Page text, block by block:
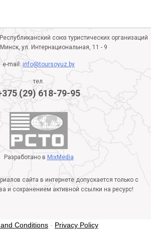
союз туристических организаций
ул. Интернациональная, 11 - 9
e-mail:info@toursoyuz.by
тел.
(29) 618-79-95
Разработано в MixMedia
сайта в интернете допускается только с
и сохранением активной ссылки на ресурс!
Conditions - Privacy Policy